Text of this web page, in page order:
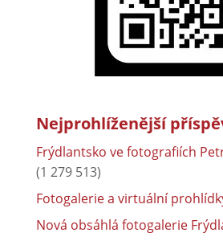
Nejprohlíženější
Frýdlantsko ve fotografiích
(1 279 513)
Fotogalerie a virtuální
Nová obsáhlá fotogalerie